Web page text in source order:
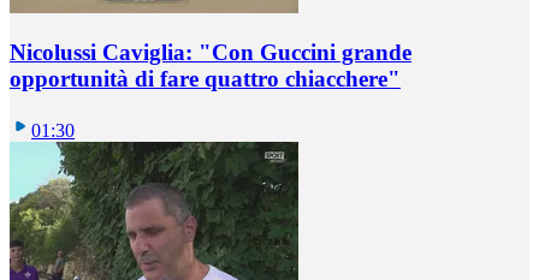
Nicolussi Caviglia: "Con Guccini grande
opportunità di fare quattro chiacchere"
01:30